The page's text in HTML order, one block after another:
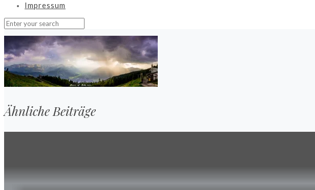
Impressum
Ähnliche Beiträge